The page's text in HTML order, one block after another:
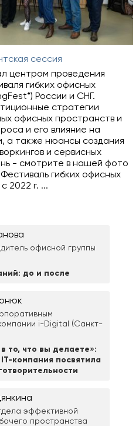
сессия
центром проведения
гибких офисных
России и СНГ.
стратегии
офисных пространств и
и его влияние на
а также нюансы создания
и сервисных
- смотрите в нашей фото
гибких офисных
2022 г. ...
офисной группы
до и после
i-Digital (Санкт-
то, что вы делаете»:
компания посвятила
эффективной
пространства